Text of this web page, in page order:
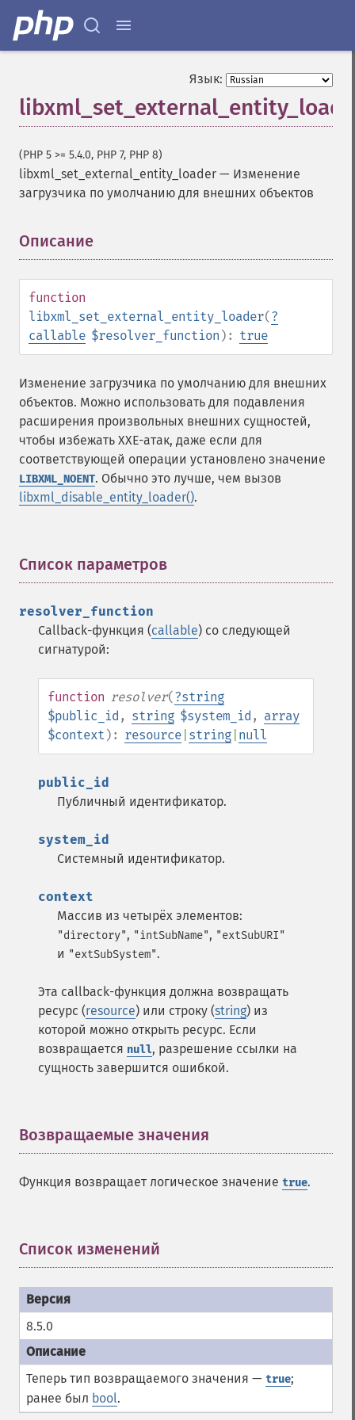
Язык:
(PHP 5 >= 5.4.0, PHP 7, PHP 8)
libxml_set_external_entity_loader — Изменение
загрузчика по умолчанию для внешних объектов
Описание
function
libxml_set_external_entity_loader(?
callable $resolver_function ): true
Изменение загрузчика по умолчанию для внешних
объектов. Можно использовать для подавления
расширения произвольных внешних сущностей,
чтобы избежать XXE-атак, даже если для
соответствующей операции установлено значение
LIBXML_NOENT. Обычно это лучше, чем вызов
libxml_disable_entity_loader().
Список параметров
resolver_function
Callback-функция (callable) со следующей
сигнатурой:
function resolver(?string
$public_id , string $system_id , array
$context ): resource string null
public_id
Публичный идентификатор.
system_id
Системный идентификатор.
context
Массив из четырёх элементов:
"directory", "intSubName", "extSubURI"
и "extSubSystem".
Эта callback-функция должна возвращать
ресурс (resource) или строку (string) из
которой можно открыть ресурс. Если
возвращается null, разрешение ссылки на
сущность завершится ошибкой.
Возвращаемые значения
Функция возвращает логическое значение true.
Список изменений
8.5.0
Теперь тип возвращаемого значения — true;
ранее был bool.